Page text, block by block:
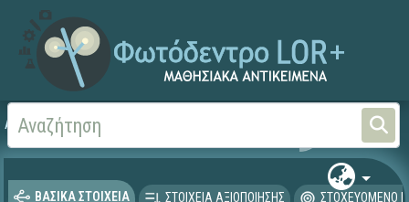
Αρχική
ΒΑΣΙΚΑ ΣΤΟΙΧΕΙΑ ΣΤΟΙΧΕΙΑ ΑΞΙΟΠΟΙΗΣΗΣ ΣΤΟΧΕΥΟΜΕΝΟ